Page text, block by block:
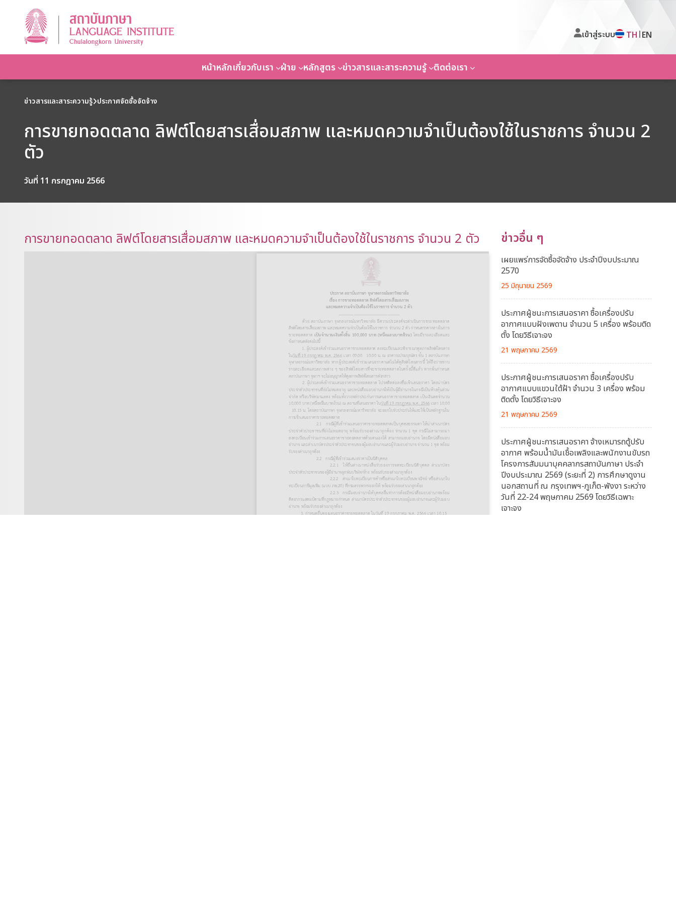
เข้าสู่ระบบ TH | EN
หน้าหลักเกี่ยวกับเรา ฝ่าย หลักสูตร ข่าวสารและสาระความรู้ ติดต่อเรา
ข่าวสารและสาระความรู้ ประกาศจัดซื้อจัดจ้าง
การขายทอดตลาด ลิฟต์โดยสารเสื่อมสภาพ และหมดความจำเป็นต้องใช้ในราชการ จำนวน 2
ตัว
วันที่ 11 กรกฎาคม 2566
การขายทอดตลาด ลิฟต์โดยสารเสื่อมสภาพ และหมดความจำเป็นต้องใช้ในราชการ จำนวน 2 ตัว ข่าวอื่น ๆ
เผยแพร่การจัดซื้อจัดจ้าง ประจำปีงบประมาณ
2570
25 มิถุนายน 2569
ประกาศผู้ชนะการเสนอราคา ซื้อเครื่องปรับ
อากาศแบบฝังเพดาน จำนวน 5 เครื่อง พร้อมติด
ตั้ง โดยวิธีเจาะจง
21 พฤษภาคม 2569
ประกาศผู้ชนะการเสนอราคา ซื้อเครื่องปรับ
อากาศแบบแขวนใต้ฝ้า จำนวน 3 เครื่อง พร้อม
ติดตั้ง โดยวิธีเจาะจง
21 พฤษภาคม 2569
ประกาศผู้ชนะการเสนอราคา จ้างเหมารถตู้ปรับ
อากาศ พร้อมน้ำมันเชื้อเพลิงและพนักงานขับรถ
โครงการสัมมนาบุคคลากรสถาบันภาษา ประจำ
ปีงบประมาณ 2569 (ระยะที่ 2) การศึกษาดูงาน
นอกสถานที่ ณ กรุงเทพฯ-ภูเก็ต-พังงา ระหว่าง
วันที่ 22-24 พฤษภาคม 2569 โดยวิธีเฉพาะ
เจาะจง